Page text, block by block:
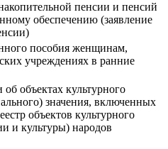
пенсии и пенсий
обеспечению (заявление
пособия женщинам,
учреждениях в ранние
объектах культурного
значения, включенных
объектов культурного
и культуры) народов